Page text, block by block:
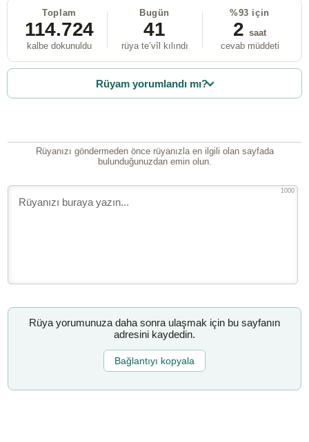
Toplam
114.724
kalbe dokunuldu
Bugün
41
rüya te’vîl kılındı
%93 için
2 saat
cevab müddeti
Rüyam yorumlandı mı?
Rüyanızı göndermeden önce rüyanızla en ilgili olan sayfada
bulunduğunuzdan emin olun.
1000
Rüya yorumunuza daha sonra ulaşmak için bu sayfanın
adresini kaydedin.
Bağlantıyı kopyala